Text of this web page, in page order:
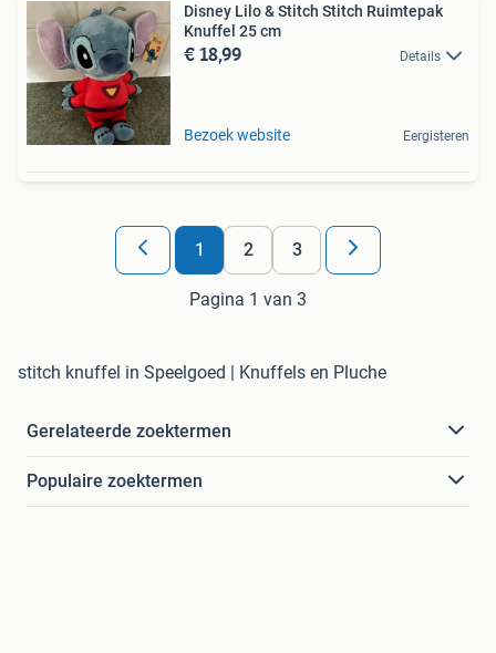
Disney Lilo & Stitch Stitch Ruimtepak
Knuffel 25 cm
€ 18,99 Details
Bezoek website Eergisteren
1 2 3
Pagina 1 van 3
stitch knuffel in Speelgoed | Knuffels en Pluche
Gerelateerde zoektermen
Populaire zoektermen